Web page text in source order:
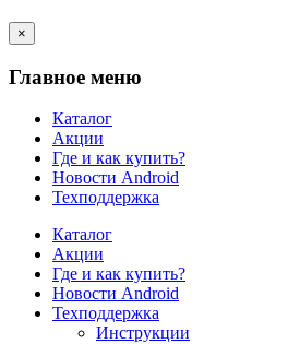
×
Главное меню
Каталог
Акции
Где и как купить?
Новости Android
Техподдержка
Каталог
Акции
Где и как купить?
Новости Android
Техподдержка
Инструкции